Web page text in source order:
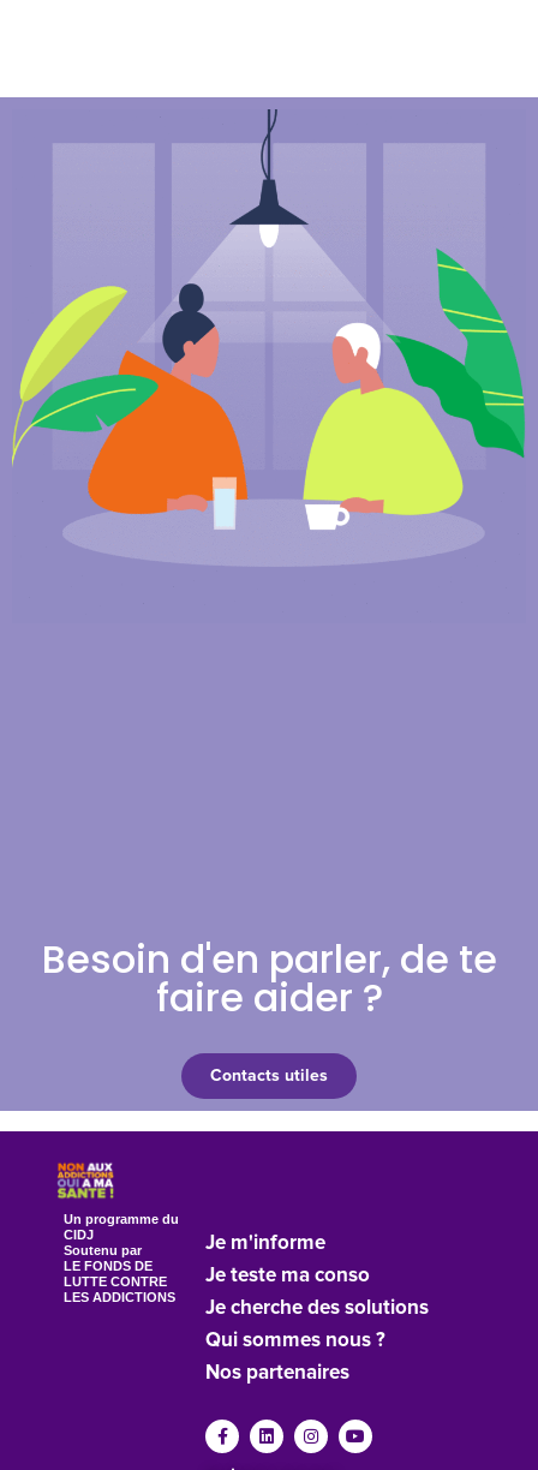
Besoin d'en parler, de te
faire aider ?
Contacts utiles
Un programme du
CIDJ
Soutenu par
LE FONDS DE
LUTTE CONTRE
LES ADDICTIONS
Je m'informe
Je teste ma conso
Je cherche des solutions
Qui sommes nous ?
Nos partenaires